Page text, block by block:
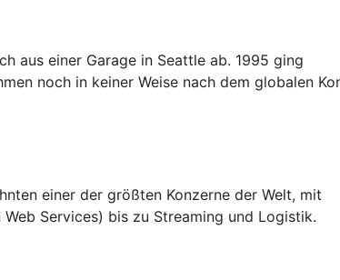
aus einer Garage in Seattle ab. 1995 ging
noch in keiner Weise nach dem globalen
einer der größten Konzerne der Welt, mit
Services) bis zu Streaming und Logistik.